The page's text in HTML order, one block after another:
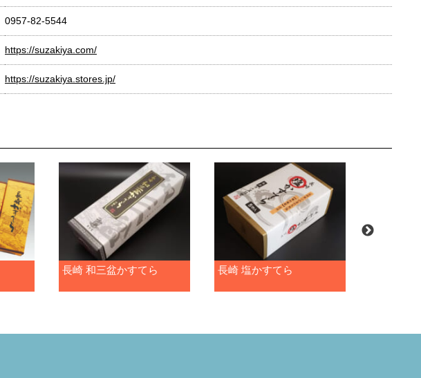
0957-82-5544
https://suzakiya.com/
https://suzakiya.stores.jp/
長崎 和三盆かすてら 長崎 塩かすてら